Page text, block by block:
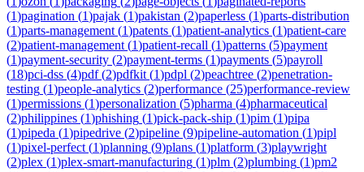
(1)pagination (1)pajak (1)pakistan (2)paperless (1)parts-distribution
(1)parts-management (1)patents (1)patient-analytics (1)patient-care
(2)patient-management (1)patient-recall (1)patterns (5)payment
(1)payment-security (2)payment-terms (1)payments (5)payroll
(18)pci-dss (4)pdf(2)pdfkit (1)pdpl (2)peachtree (2)penetration-
testing (1)people-analytics (2)performance (25)performance-review
(1)permissions (1)personalization (5)pharma (4)pharmaceutical
(2)philippines (1)phishing (1)pick-pack-ship (1)pim (1)pipa
(1)pipeda (1)pipedrive (2)pipeline (9)pipeline-automation (1)pipl
(1)pixel-perfect (1)planning (9)plans (1)platform (3)playwright
(2)plex (1)plex-smart-manufacturing (1)plm (2)plumbing (1)pm2